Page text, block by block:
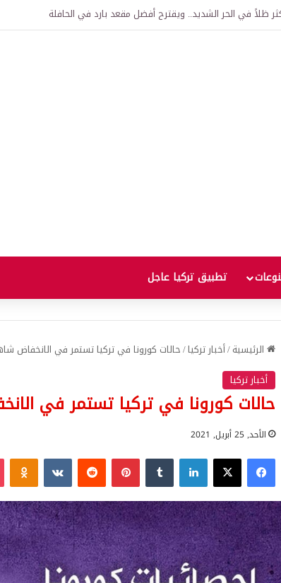
“الجامعة السورية التركية” في دمشق.. منح دراسية واعتراف بالشهادات
تطبيق تركيا عاجل
الرئيسية/أخبار تركيا/حالات كورونا في تركيا تستمر في الانخفاض
أخبار تركيا
حالات كورونا في تركيا تستمر في
الأحد, 25 أبريل, 2021
فيسبوك‫X لينكدإن بينتيريست